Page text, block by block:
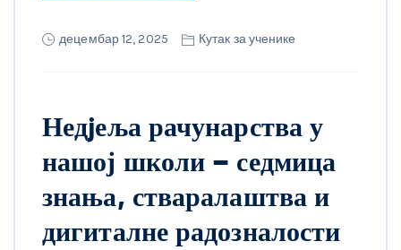
децембар 12, 2025 Кутак за ученике
Недjеља рачунарства у
нашој школи – седмица
знања, стваралаштва и
дигиталне радозналости